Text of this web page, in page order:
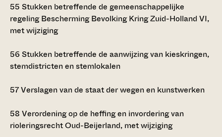
55 Stukken betreffende de gemeenschappelijke
regeling Bescherming Bevolking Kring Zuid-Holland VI,
met wijziging
56 Stukken betreffende de aanwijzing van kieskringen,
stemdistricten en stemlokalen
57Verslagen van de staat der wegen en kunstwerken
58 Verordening op de heffing en invordering van
rioleringsrecht Oud-Beijerland, met wijziging